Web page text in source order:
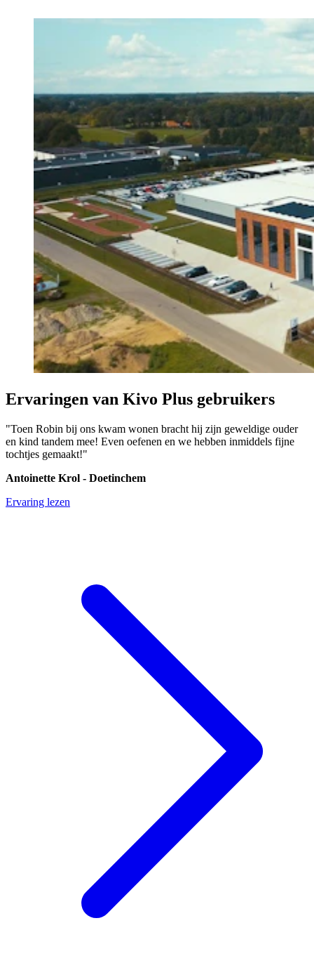
Ervaringen van Kivo Plus gebruikers
"Toen Robin bij ons kwam wonen bracht hij zijn geweldige ouder
en kind tandem mee! Even oefenen en we hebben inmiddels fijne
tochtjes gemaakt!"
Antoinette Krol - Doetinchem
Ervaring lezen